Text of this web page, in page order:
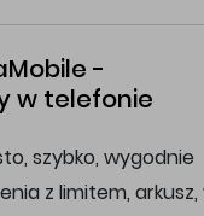
-
w telefonie
szybko, wygodnie
z limitem,